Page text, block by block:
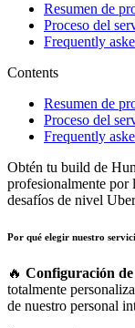
Resumen de
Proceso del
Frequently
Contents
Resumen de
Proceso del
Frequently
Obtén tu build de
profesionalmente por
desafíos de nivel
Por qué elegir nuestro
🔥 Configuración
totalmente
de nuestro personal